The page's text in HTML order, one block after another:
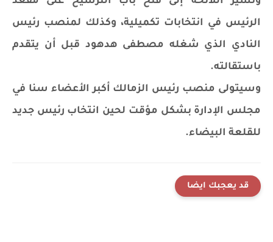
الرئيس في انتخابات تكميلية، وكذلك لمنصب رئيس
النادي الذي شغله مصطفى هدهود قبل أن يتقدم
باستقالته.
وسيتولى منصب رئيس الزمالك أكبر الأعضاء سنا في
مجلس الإدارة بشكل مؤقت لحين انتخاب رئيس جديد
للقلعة البيضاء.
قد يعجبك ايضا